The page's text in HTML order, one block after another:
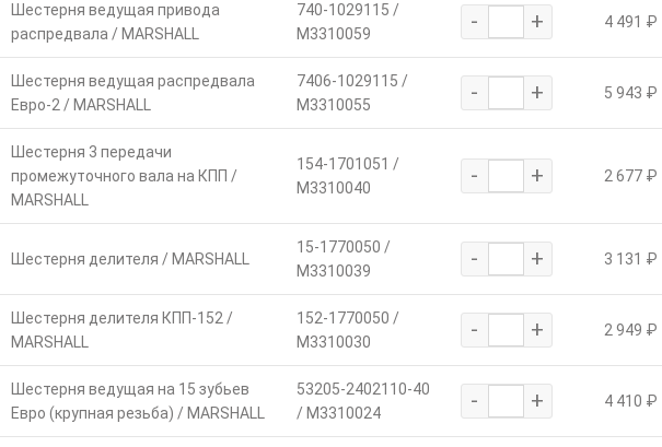
Шестерня ведущая привода
распредвала / MARSHALL
740-1029115 /
M3310059
- + 4 491 ₽
Шестерня ведущая распредвала
Евро-2 / MARSHALL
7406-1029115 /
M3310055
- + 5 943 ₽
Шестерня 3 передачи
промежуточного вала на КПП /
MARSHALL
154-1701051 /
M3310040
- + 2 677 ₽
Шестерня делителя / MARSHALL
15-1770050 /
M3310039
- + 3 131 ₽
Шестерня делителя КПП-152 /
MARSHALL
152-1770050 /
M3310030
- + 2 949 ₽
Шестерня ведущая на 15 зубьев
Евро (крупная резьба) / MARSHALL
53205-2402110-40
/ M3310024
- + 4 410 ₽